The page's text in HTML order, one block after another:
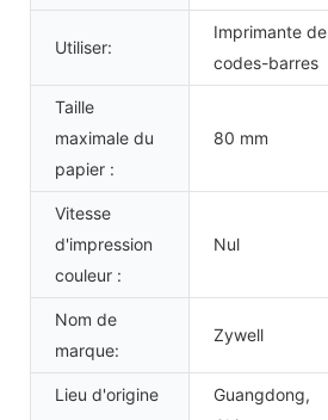
Utiliser:
Imprimante de
codes-barres
Taille
maximale du
papier :
80 mm
Vitesse
d'impression
couleur :
Nul
Nom de
marque:
Zywell
Lieu d'origine
Guangdong,